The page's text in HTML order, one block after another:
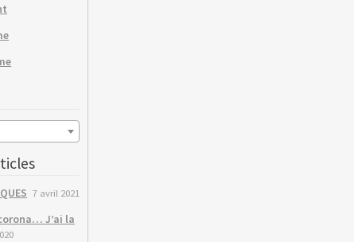
7 avril 2021
J’ai la